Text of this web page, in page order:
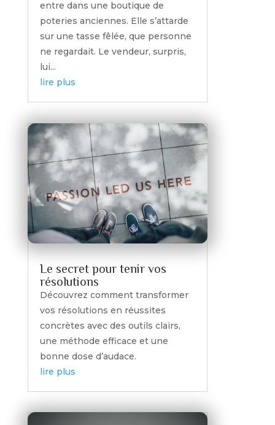
entre dans une boutique de
poteries anciennes. Elle s’attarde
sur une tasse fêlée, que personne
ne regardait. Le vendeur, surpris,
lui...
lire plus
Le secret pour tenir vos
résolutions
Découvrez comment transformer
vos résolutions en réussites
concrètes avec des outils clairs,
une méthode efficace et une
bonne dose d’audace.
lire plus